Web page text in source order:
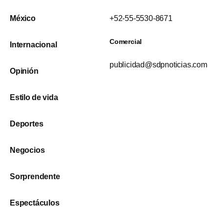
México
Internacional
Opinión
Estilo de vida
Deportes
Negocios
Sorprendente
Espectáculos
+52-55-5530-8671
Comercial
publicidad@sdpnoticias.com